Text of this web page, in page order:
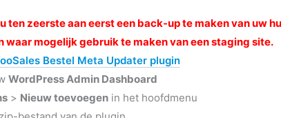
u ten zeerste aan eerst een back-up te maken van uw
waar mogelijk gebruik te maken van een staging site.
Bestel Meta Updater plugin
WordPress Admin Dashboard
> Nieuw toevoegen in het hoofdmenu